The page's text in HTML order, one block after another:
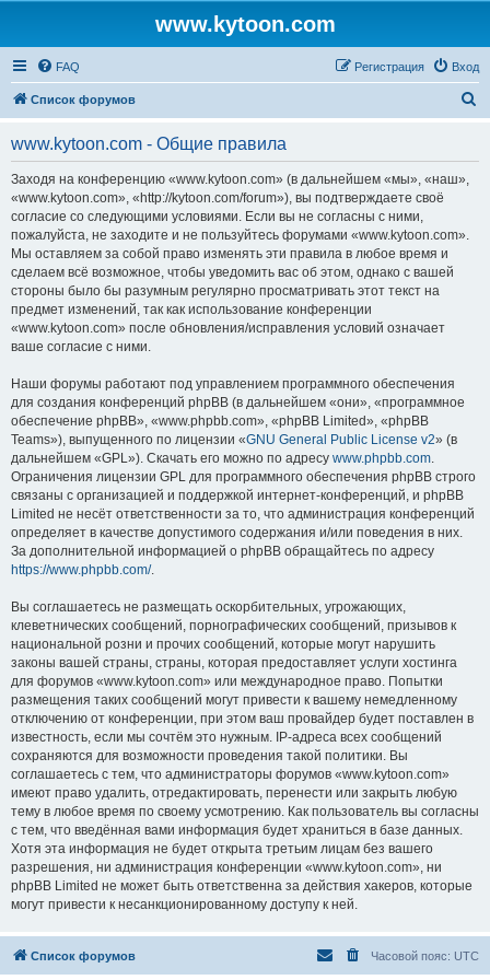
www.kytoon.com
FAQ Вход
Регистрация
Список форумов
www.kytoon.com - Общие правила
Заходя на конференцию «www.kytoon.com» (в дальнейшем «мы», «наш»,
«www.kytoon.com», «http://kytoon.com/forum»), вы подтверждаете своё
согласие со следующими условиями. Если вы не согласны с ними,
пожалуйста, не заходите и не пользуйтесь форумами «www.kytoon.com».
Мы оставляем за собой право изменять эти правила в любое время и
сделаем всё возможное, чтобы уведомить вас об этом, однако с вашей
стороны было бы разумным регулярно просматривать этот текст на
предмет изменений, так как использование конференции
«www.kytoon.com» после обновления/исправления условий означает
ваше согласие с ними.
Наши форумы работают под управлением программного обеспечения
для создания конференций phpBB (в дальнейшем «они», «программное
обеспечение phpBB», «www.phpbb.com», «phpBB Limited», «phpBB
Teams»), выпущенного по лицензии «GNU General Public License v2» (в
дальнейшем «GPL»). Скачать его можно по адресу www.phpbb.com.
Ограничения лицензии GPL для программного обеспечения phpBB строго
связаны с организацией и поддержкой интернет-конференций, и phpBB
Limited не несёт ответственности за то, что администрация конференций
определяет в качестве допустимого содержания и/или поведения в них.
За дополнительной информацией о phpBB обращайтесь по адресу
https://www.phpbb.com/.
Вы соглашаетесь не размещать оскорбительных, угрожающих,
клеветнических сообщений, порнографических сообщений, призывов к
национальной розни и прочих сообщений, которые могут нарушить
законы вашей страны, страны, которая предоставляет услуги хостинга
для форумов «www.kytoon.com» или международное право. Попытки
размещения таких сообщений могут привести к вашему немедленному
отключению от конференции, при этом ваш провайдер будет поставлен в
известность, если мы сочтём это нужным. IP-адреса всех сообщений
сохраняются для возможности проведения такой политики. Вы
соглашаетесь с тем, что администраторы форумов «www.kytoon.com»
имеют право удалить, отредактировать, перенести или закрыть любую
тему в любое время по своему усмотрению. Как пользователь вы согласны
с тем, что введённая вами информация будет храниться в базе данных.
Хотя эта информация не будет открыта третьим лицам без вашего
разрешения, ни администрация конференции «www.kytoon.com», ни
phpBB Limited не может быть ответственна за действия хакеров, которые
могут привести к несанкционированному доступу к ней.
Список форумов Часовой пояс: UTC